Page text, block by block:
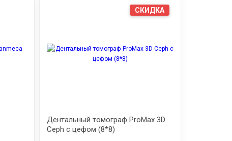
СКИДКА
Дентальный томограф ProMax 3D
Ceph с цефом (8*8)